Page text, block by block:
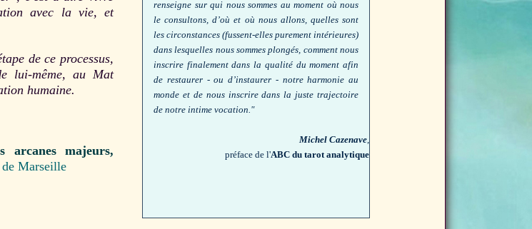
avec la vie, et
de ce processus,
lui-même, au Mat
humaine.
majeurs,
Marseille
renseigne sur qui nous sommes au moment où nous
le consultons, d’où et où nous allons, quelles sont
les circonstances (fussent-elles purement intérieures)
dans lesquelles nous sommes plongés, comment nous
inscrire finalement dans la qualité du moment afin
de restaurer - ou d’instaurer - notre harmonie au
monde et de nous inscrire dans la juste trajectoire
de notre intime vocation."
Michel Cazenave
préface de l'ABC du tarot analytique